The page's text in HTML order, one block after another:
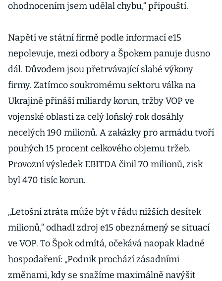
ohodnocením jsem udělal chybu,“ připouští.
Napětí ve státní firmě podle informací e15
nepolevuje, mezi odbory a Špokem panuje dusno
dál. Důvodem jsou přetrvávající slabé výkony
firmy. Zatímco soukromému sektoru válka na
Ukrajině přináší miliardy korun, tržby VOP ve
vojenské oblasti za celý loňský rok dosáhly
necelých 190 milionů. A zakázky pro armádu tvoří
pouhých 15 procent celkového objemu tržeb.
Provozní výsledek EBITDA činil 70 milionů, zisk
byl 470 tisíc korun.
„Letošní ztráta může být v řádu nižších desítek
milionů,“ odhadl zdroj e15 obeznámený se situací
ve VOP. To Špok odmítá, očekává naopak kladné
hospodaření: „Podnik prochází zásadními
změnami, kdy se snažíme maximálně navýšit